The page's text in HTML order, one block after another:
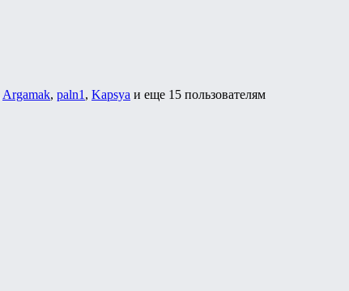
Argamak, paln1 , Kapsya и еще 15 пользователям